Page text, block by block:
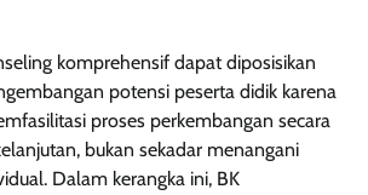
komprehensif dapat diposisikan
potensi peserta didik karena
proses perkembangan secara
bukan sekadar menangani
Dalam kerangka ini, BK